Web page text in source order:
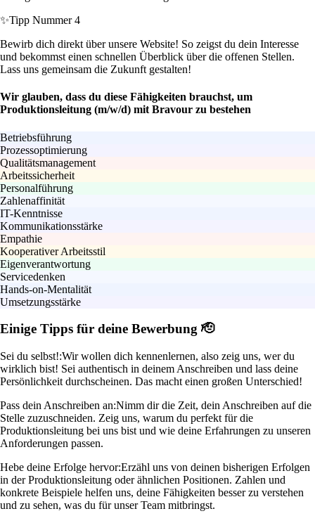
✨Tipp Nummer 4
Bewirb dich direkt über unsere Website! So zeigst du dein Interesse
und bekommst einen schnellen Überblick über die offenen Stellen.
Lass uns gemeinsam die Zukunft gestalten!
Wir glauben, dass du diese Fähigkeiten brauchst, um
Produktionsleitung (m/w/d) mit Bravour zu bestehen
Betriebsführung
Prozessoptimierung
Qualitätsmanagement
Arbeitssicherheit
Personalführung
Zahlenaffinität
IT-Kenntnisse
Kommunikationsstärke
Empathie
Kooperativer Arbeitsstil
Eigenverantwortung
Servicedenken
Hands-on-Mentalität
Umsetzungsstärke
Einige Tipps für deine Bewerbung 🫡
Sei du selbst!:Wir wollen dich kennenlernen, also zeig uns, wer du
wirklich bist! Sei authentisch in deinem Anschreiben und lass deine
Persönlichkeit durchscheinen. Das macht einen großen Unterschied!
Pass dein Anschreiben an:Nimm dir die Zeit, dein Anschreiben auf die
Stelle zuzuschneiden. Zeig uns, warum du perfekt für die
Produktionsleitung bei uns bist und wie deine Erfahrungen zu unseren
Anforderungen passen.
Hebe deine Erfolge hervor:Erzähl uns von deinen bisherigen Erfolgen
in der Produktionsleitung oder ähnlichen Positionen. Zahlen und
konkrete Beispiele helfen uns, deine Fähigkeiten besser zu verstehen
und zu sehen, was du für unser Team mitbringst.